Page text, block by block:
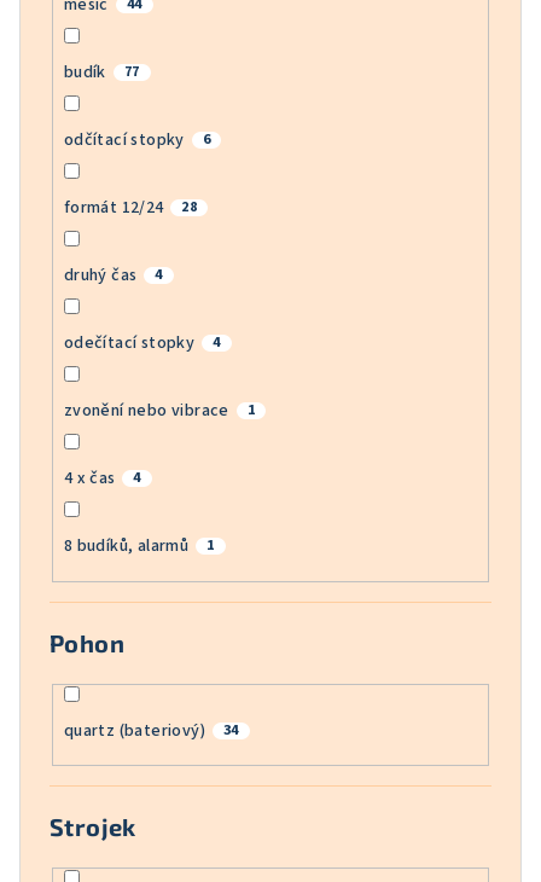
měsíc 44
budík 77
odčítací stopky 6
formát 12/24 28
druhý čas 4
odečítací stopky 4
zvonění nebo vibrace 1
4 x čas 4
8 budíků, alarmů 1
Pohon
quartz (bateriový) 34
Strojek